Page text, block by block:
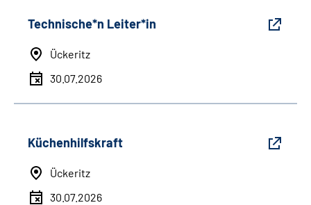
Technische*n Leiter*in
Ückeritz
30.07.2026
Küchenhilfskraft
Ückeritz
30.07.2026